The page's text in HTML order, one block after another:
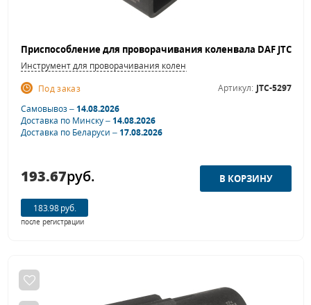
Инструмент для проворачивания коленвала
Под заказ
Артикул: JTC-5297
Самовывоз –14.08.2026
Доставка по Минску –14.08.2026
Доставка по Беларуси –17.08.2026
193.67руб.
183.98 руб.
после регистрации